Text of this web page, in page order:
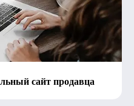
сайт продавца